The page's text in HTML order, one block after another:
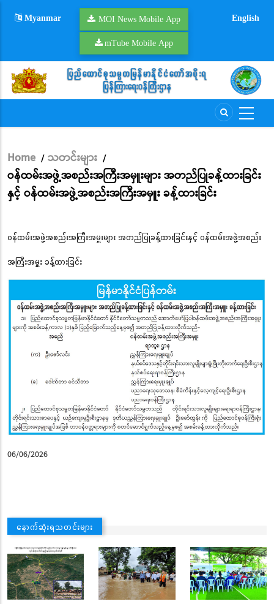
Myanmar MOI News Mobile App
mTube Mobile App
English
Breadcrumb
Home / သတင်းများ /
ဝန်ထမ်းအဖွဲ့အစည်းအကြီးအမှူးများ အတည်ပြုခန့်ထားခြင်း
နှင့် ဝန်ထမ်းအဖွဲ့အစည်းအကြီးအမှူး ခန့်ထားခြင်း
ဝန်ထမ်းအဖွဲ့အစည်းအကြီးအမှူးများ အတည်ပြုခန့်ထားခြင်းနှင့် ဝန်ထမ်းအဖွဲ့အစည်း
အကြီးအမှူး ခန့်ထားခြင်း
06/06/2026
နောက်ဆုံးရသတင်းများ